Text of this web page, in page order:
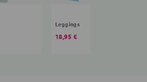
Leggings
18,95 €